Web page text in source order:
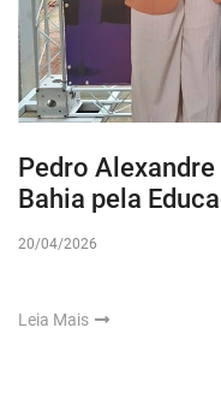
Pedro
Bahia pela
20/04/2026
Leia Mais